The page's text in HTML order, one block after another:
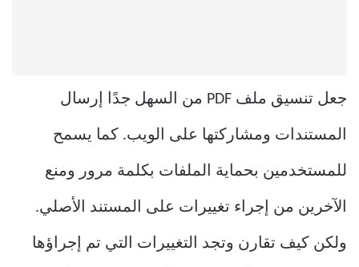
جعل تنسيق ملف PDF من السهل جدًا إرسال
المستندات ومشاركتها على الويب. كما يسمح
للمستخدمين بحماية الملفات بكلمة مرور ومنع
الآخرين من إجراء تغييرات على المستند الأصلي.
ولكن كيف تقارن وتجد التغييرات التي تم إجراؤها